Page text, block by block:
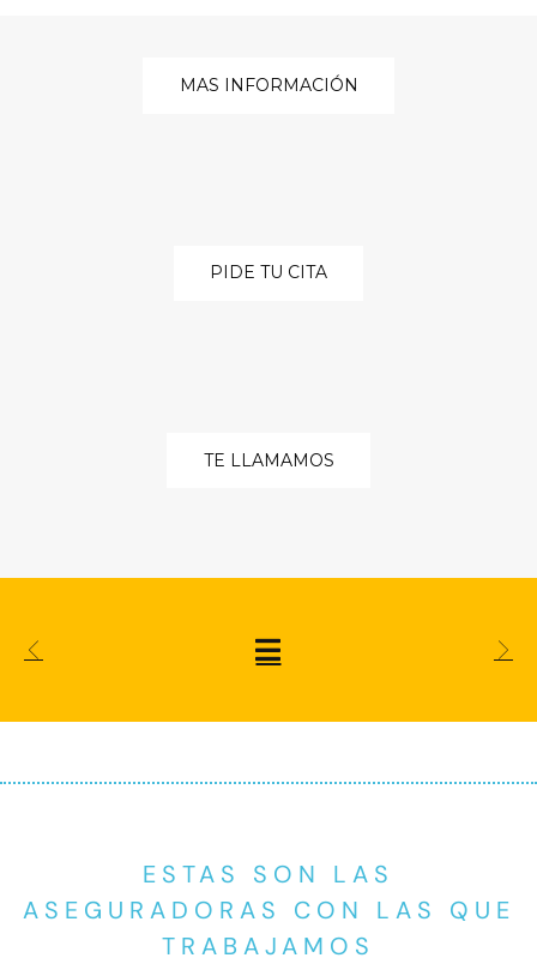
MAS INFORMACIÓN
PIDE TU CITA
TE LLAMAMOS
ESTAS SON LAS
ASEGURADORAS CON LAS QUE
TRABAJAMOS